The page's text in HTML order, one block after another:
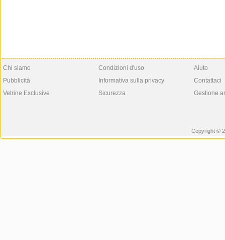
Chi siamo
Pubblicità
Vetrine Exclusive
Condizioni d'uso
Informativa sulla privacy
Sicurezza
Aiuto
Contattaci
Gestione
Copyright ©